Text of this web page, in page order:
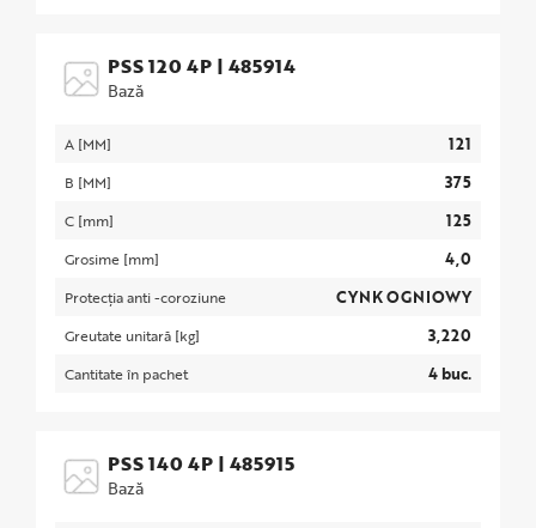
PSS 120 4P | 485914
Bază
A [MM] 121
B [MM] 375
C [mm] 125
Grosime [mm] 4,0
Protecția anti -coroziune CYNK OGNIOWY
Greutate unitară [kg] 3,220
Cantitate în pachet 4 buc.
PSS 140 4P | 485915
Bază